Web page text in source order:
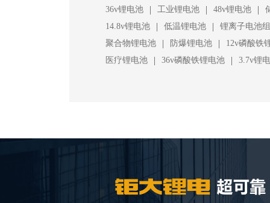
36v锂电池
| 工业锂电池 | 48v锂电池 |
14.8v锂电池
| 低温锂电池 |
锂离子电池组
聚合物锂电池
| 防爆锂电池 |
12v磷酸铁
医疗锂电池
| 36v磷酸铁锂电池 | 3.7v锂